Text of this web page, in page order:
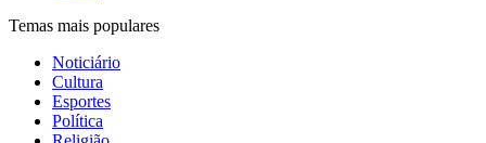
Temas mais populares
Noticiário
Cultura
Esportes
Política